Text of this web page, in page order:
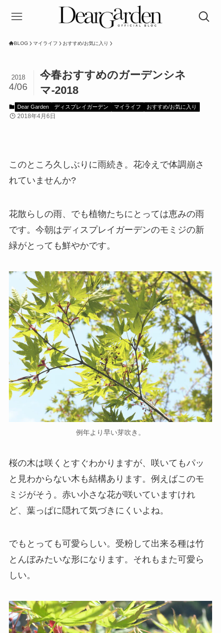
BLOG マイライフ おすすめ/お気に入り
今春おすすめのガーデンシネ
マ-2018
2018
4/06
Dear Garden ディスプレイガーデン マイライフ おすすめ/お気に入り
2018年4月6日
このところ久しぶりに雨続き。花冷えで体調崩さ
れていませんか?
花散らしの雨、でも植物たちにとっては恵みの雨
です。今朝はディスプレイガーデンのモミジの新
緑がとっても鮮やかです。
例年より早い芽吹き。
桜の木は咲くとすぐわかりますが、咲いてもパッ
と見わからない木も結構あります。例えばこのモ
ミジがそう。赤い小さな花が咲いていますけれ
ど、葉っぱに隠れて気づきにくいよね。
でもとっても可愛らしい。受粉して出来る種は竹
とんぼみたいな形になります。それもまた可愛ら
しい。